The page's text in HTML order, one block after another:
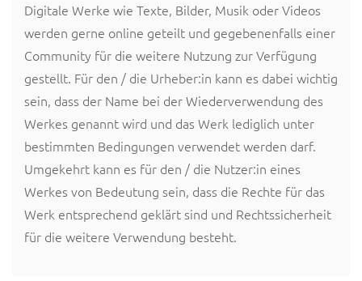
Digitale Werke wie Texte, Bilder, Musik oder Videos
werden gerne online geteilt und gegebenenfalls einer
Community für die weitere Nutzung zur Verfügung
gestellt. Für den / die Urheber:in kann es dabei wichtig
sein, dass der Name bei der Wiederverwendung des
Werkes genannt wird und das Werk lediglich unter
bestimmten Bedingungen verwendet werden darf.
Umgekehrt kann es für den / die Nutzer:in eines
Werkes von Bedeutung sein, dass die Rechte für das
Werk entsprechend geklärt sind und Rechtssicherheit
für die weitere Verwendung besteht.